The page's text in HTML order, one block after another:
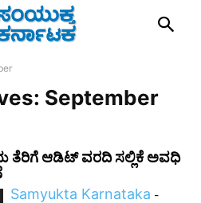
September
ತೆರಿಗೆ ಆಡಿಟ್ ವರದಿ ಸಲ್ಲಿಕೆ ಅವಧಿ
Samyukta Karnataka -